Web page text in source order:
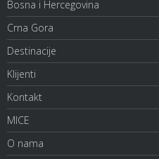
Bosna i Hercegovina
Crna Gora
Destinacije
Klijenti
Kontakt
MICE
O nama